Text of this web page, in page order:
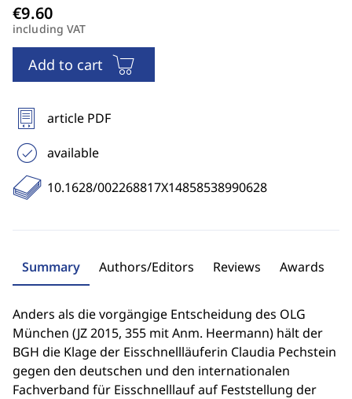
including VAT
Add to cart
article PDF
available
10.1628/002268817X14858538990628
Summary Authors/Editors Reviews Awards
Anders als die vorgängige Entscheidung des OLG
München (JZ 2015, 355 mit Anm. Heermann) hält der
BGH die Klage der Eisschnellläuferin Claudia Pechstein
gegen den deutschen und den internationalen
Fachverband für Eisschnelllauf auf Feststellung der